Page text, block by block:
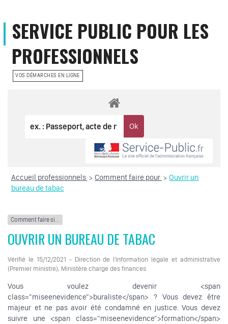
SERVICE PUBLIC POUR LES
PROFESSIONNELS
VOS DÉMARCHES EN LIGNE
Accueil professionnels > Comment faire pour > Ouvrir un
bureau de tabac
Comment faire si...
OUVRIR UN BUREAU DE TABAC
Vérifié le 15/12/2021 - Direction de l'information légale et administrative
(Premier ministre), Ministère chargé des finances
Vous voulez devenir <span
class="miseenevidence">buraliste</span> ? Vous devez être
majeur et ne pas avoir été condamné en justice. Vous devez
suivre une <span class="miseenevidence">formation</span>